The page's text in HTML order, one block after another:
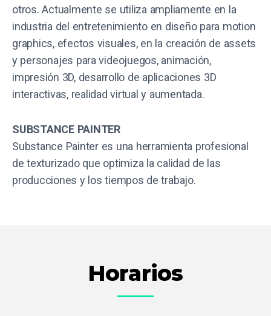
otros. Actualmente se utiliza ampliamente en la
industria del entretenimiento en diseño para motion
graphics, efectos visuales, en la creación de assets
y personajes para videojuegos, animación,
impresión 3D, desarrollo de aplicaciones 3D
interactivas, realidad virtual y aumentada.
SUBSTANCE PAINTER
Substance Painter es una herramienta profesional
de texturizado que optimiza la calidad de las
producciones y los tiempos de trabajo.
Horarios